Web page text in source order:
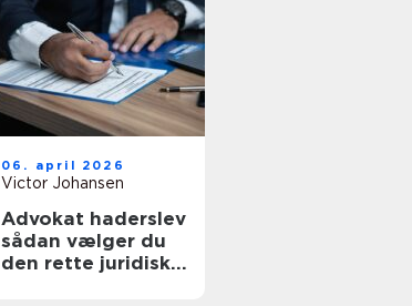
06. april 2026
Victor Johansen
Advokat haderslev
sådan vælger du
den rette juridiske